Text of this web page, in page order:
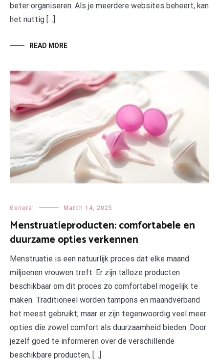
beter organiseren. Als je meerdere websites beheert, kan
het nuttig […]
READ MORE
General March 14, 2025
Menstruatieproducten: comfortabele en
duurzame opties verkennen
Menstruatie is een natuurlijk proces dat elke maand
miljoenen vrouwen treft. Er zijn talloze producten
beschikbaar om dit proces zo comfortabel mogelijk te
maken. Traditioneel worden tampons en maandverband
het meest gebruikt, maar er zijn tegenwoordig veel meer
opties die zowel comfort als duurzaamheid bieden. Door
jezelf goed te informeren over de verschillende
beschikbare producten, […]